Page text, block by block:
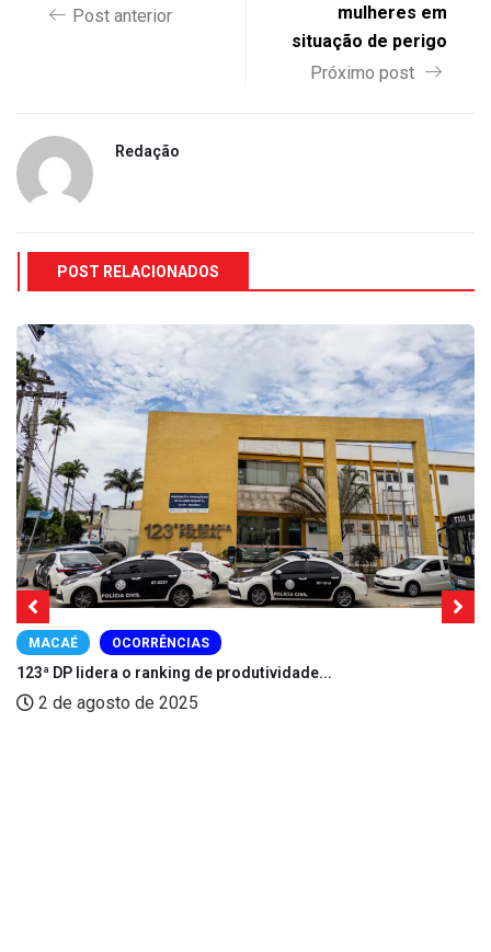
Post anterior
mulheres em
situação de perigo
Próximo post
Redação
POST RELACIONADOS
MACAÉ OCORRÊNCIAS
123ª DP lidera o ranking de produtividade...
2 de agosto de 2025